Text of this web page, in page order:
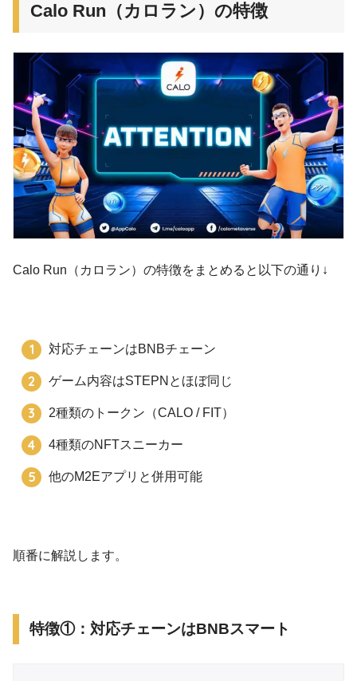
Calo Run（カロラン）の特徴
Calo Run（カロラン）の特徴をまとめると以下の通り↓
対応チェーンはBNBチェーン
ゲーム内容はSTEPNとほぼ同じ
2種類のトークン（CALO / FIT）
4種類のNFTスニーカー
他のM2Eアプリと併用可能
順番に解説します。
特徴①：対応チェーンはBNBスマート